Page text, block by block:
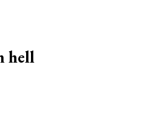
ficción fantasía terror
hell